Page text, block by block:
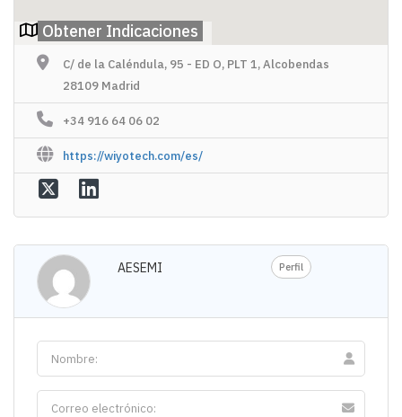
Obtener Indicaciones
C/ de la Caléndula, 95 - ED O, PLT 1, Alcobendas
28109 Madrid
+34 916 64 06 02
https://wiyotech.com/es/
AESEMI Perfil